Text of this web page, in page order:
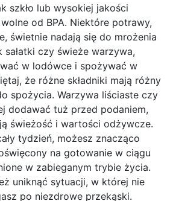
szkło lub wysokiej jakości
od BPA. Niektóre potrawy,
świetnie nadają się do mrożenia
sałatki czy świeże warzywa,
w lodówce i spożywać w
że różne składniki mają różny
spożycia. Warzywa liściaste czy
dodawać tuż przed podaniem,
świeżość i wartości odżywcze.
tydzień, możesz znacząco
na gotowanie w ciągu
w zabieganym trybie życia.
uniknąć sytuacji, w której nie
po niezdrowe przekąski.